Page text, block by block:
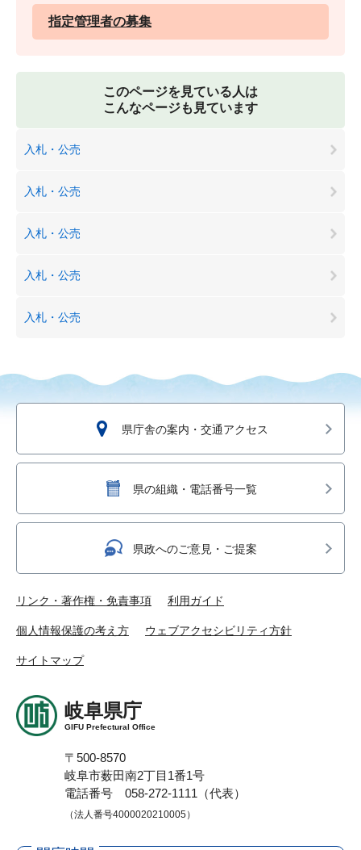
指定管理者の募集
このページを見ている人は
こんなページも見ています
入札・公売
入札・公売
入札・公売
入札・公売
入札・公売
県庁舎の案内・交通アクセス
県の組織・電話番号一覧
県政へのご意見・ご提案
リンク・著作権・免責事項 利用ガイド
個人情報保護の考え方 ウェブアクセシビリティ方針
サイトマップ
岐阜県庁
GIFU Prefectural Office
〒500-8570
岐阜市薮田南2丁目1番1号
電話番号 058-272-1111（代表）
（法人番号4000020210005）